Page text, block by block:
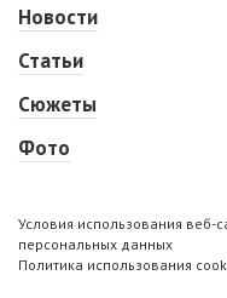
Новости
Статьи
Сюжеты
Фото
Условия использования веб-
персональных данных
Политика использования